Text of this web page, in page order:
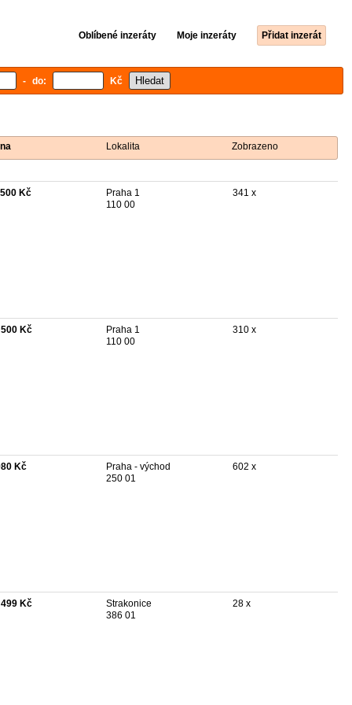
Oblíbené inzeráty Moje inzeráty Přidat inzerát
- do: Kč
Lokalita Zobrazeno
Kč
Praha 1
110 00
341 x
Kč
Praha 1
110 00
310 x
Kč
Praha - východ
250 01
602 x
Kč
Strakonice
386 01
28 x